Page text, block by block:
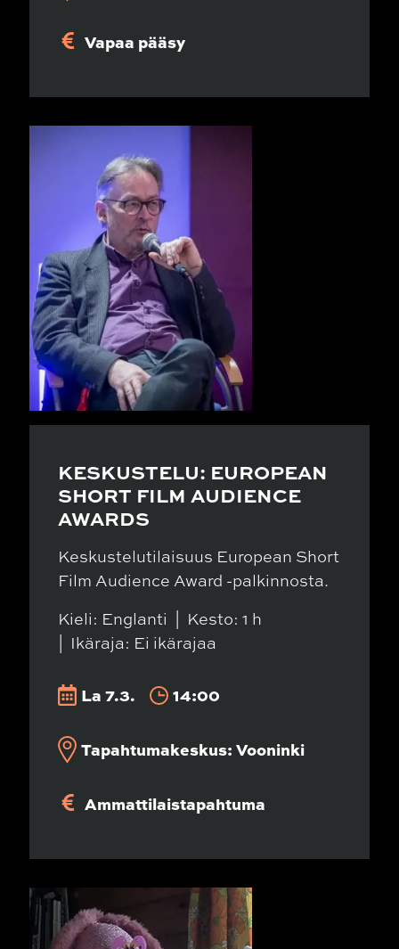
Vapaa pääsy
KESKUSTELU: EUROPEAN
SHORT FILM AUDIENCE
AWARDS
Keskustelutilaisuus European Short
Film Audience Award -palkinnosta.
Kieli: Englanti
Kesto: 1 h
Ikäraja: Ei ikärajaa
La 7.3. 14:00
Tapahtumakeskus: Vooninki
Ammattilaistapahtuma